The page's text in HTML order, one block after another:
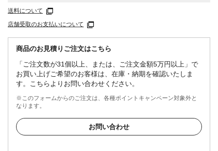
送料について
店舗受取のお支払いについて
商品のお見積りご注文はこちら
「ご注文数が31個以上、または、ご注文金額5万円以上」で
お買い上げご希望のお客様は、在庫・納期を確認いたしま
す。こちらよりお問い合わせください。
※このフォームからのご注文は、各種ポイントキャンペーン対象外と
なります。
お問い合わせ